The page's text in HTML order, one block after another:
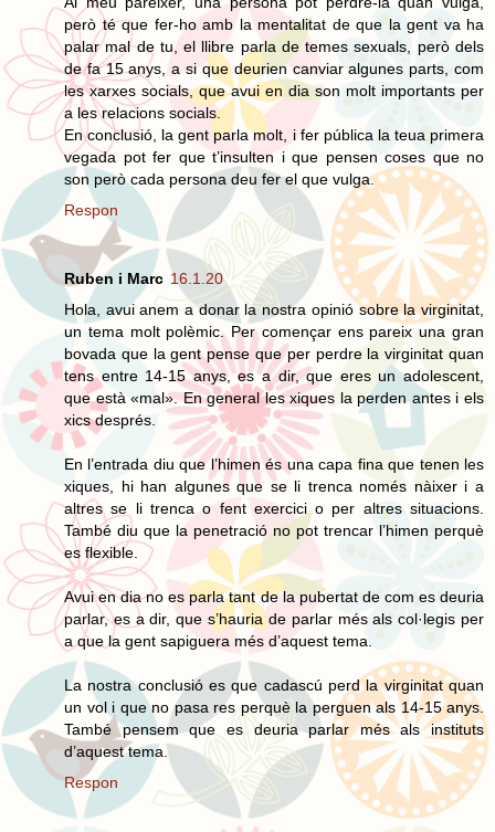
però té que fer-ho amb la mentalitat de que la gent va ha
palar mal de tu, el llibre parla de temes sexuals, però dels
de fa 15 anys, a si que deurien canviar algunes parts, com
les xarxes socials, que avui en dia son molt importants per
a les relacions socials.
En conclusió, la gent parla molt, i fer pública la teua primera
vegada pot fer que t’insulten i que pensen coses que no
son però cada persona deu fer el que vulga.
Respon
Ruben i Marc 16.1.20
Hola, avui anem a donar la nostra opinió sobre la virginitat,
un tema molt polèmic. Per començar ens pareix una gran
bovada que la gent pense que per perdre la virginitat quan
tens entre 14-15 anys, es a dir, que eres un adolescent,
que està «mal». En general les xiques la perden antes i els
xics després.
En l’entrada diu que l’himen és una capa fina que tenen les
xiques, hi han algunes que se li trenca només nàixer i a
altres se li trenca o fent exercici o per altres situacions.
També diu que la penetració no pot trencar l’himen perquè
es flexible.
Avui en dia no es parla tant de la pubertat de com es deuria
parlar, es a dir, que s’hauria de parlar més als col·legis per
a que la gent sapiguera més d’aquest tema.
La nostra conclusió es que cadascú perd la virginitat quan
un vol i que no pasa res perquè la perguen als 14-15 anys.
També pensem que es deuria parlar més als instituts
d’aquest tema.
Respon